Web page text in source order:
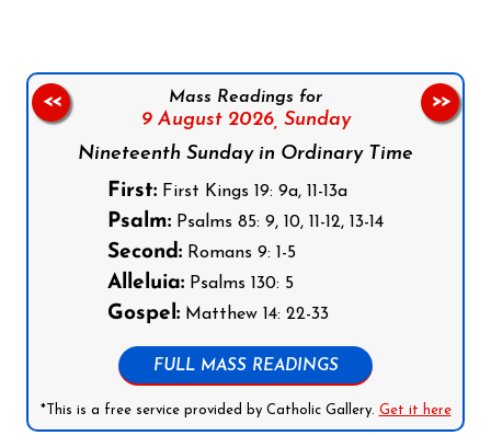
Mass Readings for
9 August 2026, Sunday
Nineteenth Sunday in Ordinary Time
First: First Kings 19: 9a, 11-13a
Psalm: Psalms 85: 9, 10, 11-12, 13-14
Second: Romans 9: 1-5
Alleluia: Psalms 130: 5
Gospel: Matthew 14: 22-33
FULL MASS READINGS
*This is a free service provided by Catholic Gallery. Get it here
<< >>